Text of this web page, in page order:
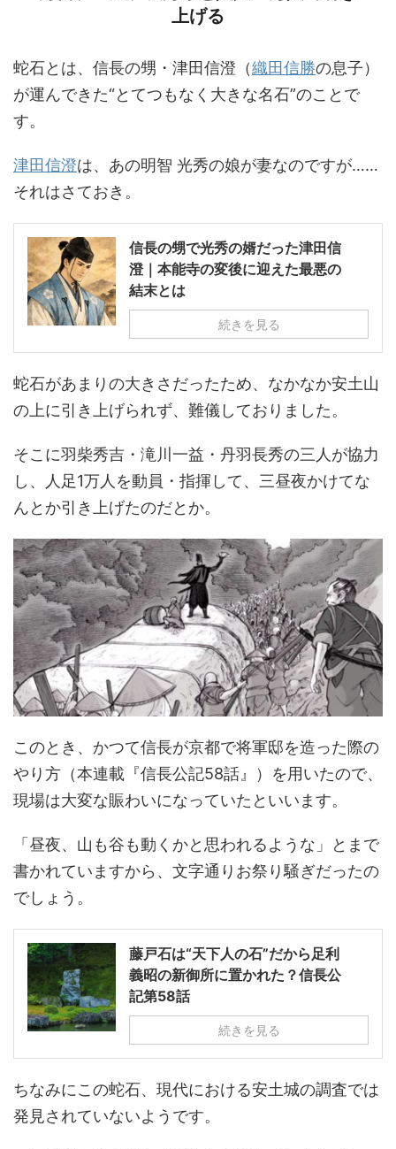
上げる
蛇石とは、信長の甥・津田信澄（織田信勝の息子）
が運んできた“とてつもなく大きな名石”のことで
す。
津田信澄は、あの明智 光秀の娘が妻なのですが……
それはさておき。
信長の甥で光秀の婿だった津田信
澄｜本能寺の変後に迎えた最悪の
結末とは
続きを見る
蛇石があまりの大きさだったため、なかなか安土山
の上に引き上げられず、難儀しておりました。
そこに羽柴秀吉・滝川一益・丹羽長秀の三人が協力
し、人足1万人を動員・指揮して、三昼夜かけてな
んとか引き上げたのだとか。
このとき、かつて信長が京都で将軍邸を造った際の
やり方（本連載『信長公記58話』）を用いたので、
現場は大変な賑わいになっていたといいます。
「昼夜、山も谷も動くかと思われるような」とまで
書かれていますから、文字通りお祭り騒ぎだったの
でしょう。
藤戸石は“天下人の石”だから足利
義昭の新御所に置かれた？信長公
記第58話
続きを見る
ちなみにこの蛇石、現代における安土城の調査では
発見されていないようです。